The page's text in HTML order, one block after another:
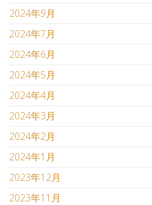
2024年9月
2024年7月
2024年6月
2024年5月
2024年4月
2024年3月
2024年2月
2024年1月
2023年12月
2023年11月